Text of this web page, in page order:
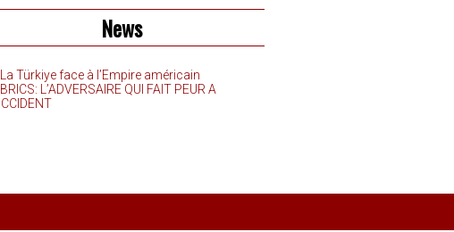
News
La Türkiye face à l’Empire américain
BRICS: L’ADVERSAIRE QUI FAIT PEUR A